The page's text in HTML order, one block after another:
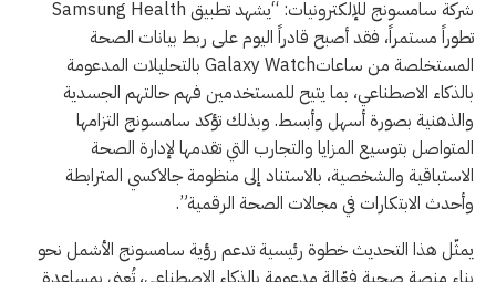
شركة سامسونج للإلكترونيات: “يشهد تطبيق Samsung Health
تطوراً مستمراً، فقد أصبح قادراً اليوم على ربط بيانات الصحة
المستخلصة من ساعاتGalaxy Watch بالتحليلات المدعومة
بالذكاء الاصطناعي، بما يتيح للمستخدمين فهم حالتهم الجسدية
والذهنية بصورة أسهل وأبسط. وبذلك تؤكد سامسونج التزامها
المتواصل بتوسيع المزايا والتجارب التي تقدمها لإدارة الصحة
الاستباقية والشخصية، بالاستناد إلى منظومة جالاكسي المترابطة
وأحدث الابتكارات في مجالات الصحة الرقمية”.
يمثّل هذا التحديث خطوة رئيسية تدعم رؤية سامسونج الأشمل نحو